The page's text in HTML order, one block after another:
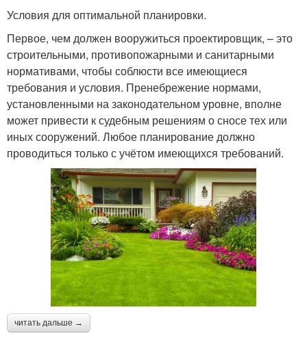
Условия для оптимальной планировки.
Первое, чем должен вооружиться проектировщик, – это
строительными, противопожарными и санитарными
нормативами, чтобы соблюсти все имеющиеся
требования и условия. Пренебрежение нормами,
установленными на законодательном уровне, вполне
может привести к судебным решениям о сносе тех или
иных сооружений. Любое планирование должно
проводиться только с учётом имеющихся требований.
читать дальше →